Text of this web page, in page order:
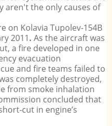
aren't the only causes of
on Kolavia Tupolev-154B
2011. As the aircraft was
a fire developed in one
evacuation
and fire teams failed to
completely destroyed,
from smoke inhalation
concluded that
cut in engine’s